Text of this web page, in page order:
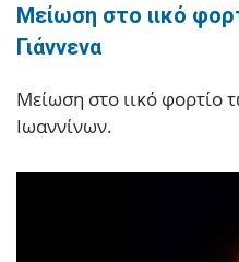
Μείωση στο ιικό
Γιάννενα
Μείωση στο ιικό φορτίο
Ιωαννίνων.